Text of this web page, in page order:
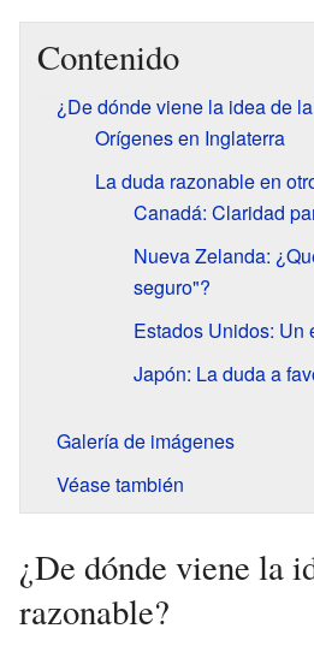
Contenido
¿De dónde viene la idea de
Orígenes en Inglaterra
La duda razonable en
Canadá: Claridad
Nueva Zelanda:
seguro"?
Estados Unidos: Un
Japón: La duda a
Galería de imágenes
Véase también
¿De dónde viene la
razonable?